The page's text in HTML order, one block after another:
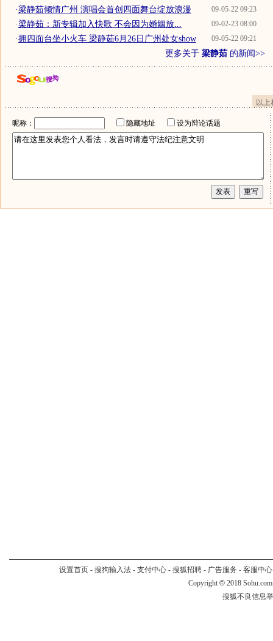
09-05-22 09:23
·梁静茹倾情广州 演唱会首创四面舞台绽放浪漫
09-02-23 08:00
·梁静茹：新专辑加入快歌 不会因为婚姻放...
09-05-22 09:21
·拥四面台坐小火车 梁静茹6月26日广州处女show
更多关于 梁静茹 的新闻>>
以
昵称： 隐藏地址 设为辩论话题
设置首页- 搜狗输入法- 支付中心- 搜狐招聘- 广告服务 - 客服中心
Copyright © 2018
搜狐不良信息